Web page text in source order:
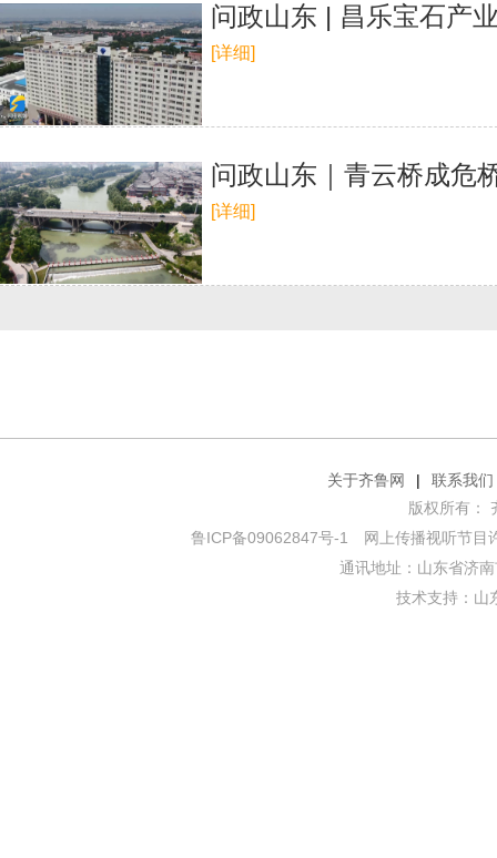
问政山东 | 昌乐宝石产
[详细]
问政山东｜青云桥成危
[详细]
关于齐鲁网 |
联系我们
版权所有：
鲁ICP备09062847号-1 网上传播视听节目
通讯地址：山东省济
技术支持： 山